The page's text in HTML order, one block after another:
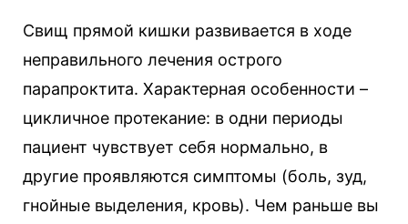
Свищ прямой кишки развивается в ходе
неправильного лечения острого
парапроктита. Характерная особенности –
цикличное протекание: в одни периоды
пациент чувствует себя нормально, в
другие проявляются симптомы (боль, зуд,
гнойные выделения, кровь). Чем раньше вы